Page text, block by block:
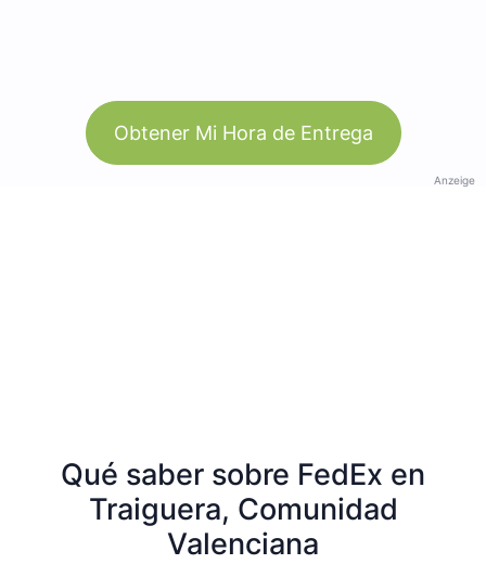
Obtener Mi Hora de Entrega
Anzeige
Qué saber sobre FedEx en
Traiguera, Comunidad
Valenciana